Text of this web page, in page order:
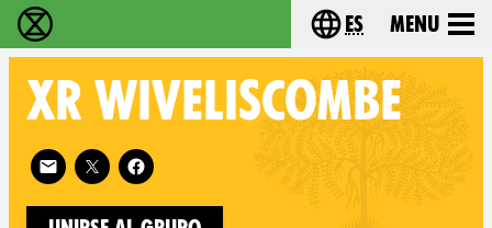
extinction rebellion - Home Choose your
es Menu
XR WIVELISCOMBE
Follow XR Wiveliscombe on